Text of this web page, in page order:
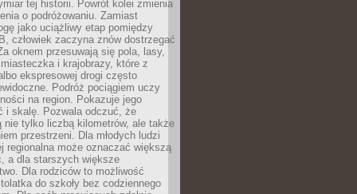
tej historii. Powrót kolei zmienia
o podróżowaniu. Zamiast
jako uciążliwy etap pomiędzy
człowiek zaczyna znów dostrzegać
oknem przesuwają się pola, lasy,
i krajobrazy, które z
ekspresowej drogi często
Podróż pociągiem uczy
na region. Pokazuje jego
i skalę. Pozwala odczuć, że
nie tylko liczbą kilometrów, ale także
przestrzeni. Dla młodych ludzi
regionalna może oznaczać większą
a dla starszych większe
Dla rodziców to możliwość
do szkoły bez codziennego